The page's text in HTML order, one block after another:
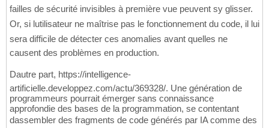
failles de sécurité invisibles à première vue peuvent sy glisser.
Or, si lutilisateur ne maîtrise pas le fonctionnement du code, il lui
sera difficile de détecter ces anomalies avant quelles ne
causent des problèmes en production.
Dautre part, https://intelligence-
artificielle.developpez.com/actu/369328/. Une génération de
programmeurs pourrait émerger sans connaissance
approfondie des bases de la programmation, se contentant
dassembler des fragments de code générés par IA comme des